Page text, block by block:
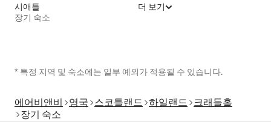
시애틀
장기 숙소
더 보기
* 특정 지역 및 숙소에는 일부 예외가 적용될 수 있습니다.
에어비앤비 영국 스코틀랜드 하일랜드 크래들홀
장기 숙소